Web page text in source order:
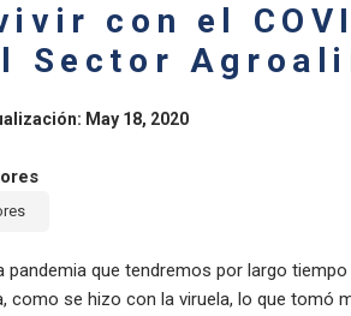
con el
Sector
May 18, 2020
pandemia que tendremos por largo
como se hizo con la viruela, lo que tomó